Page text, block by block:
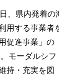
、県内発着の
用する事業者
促進事業」の
モーダルシフ
持・充実を図